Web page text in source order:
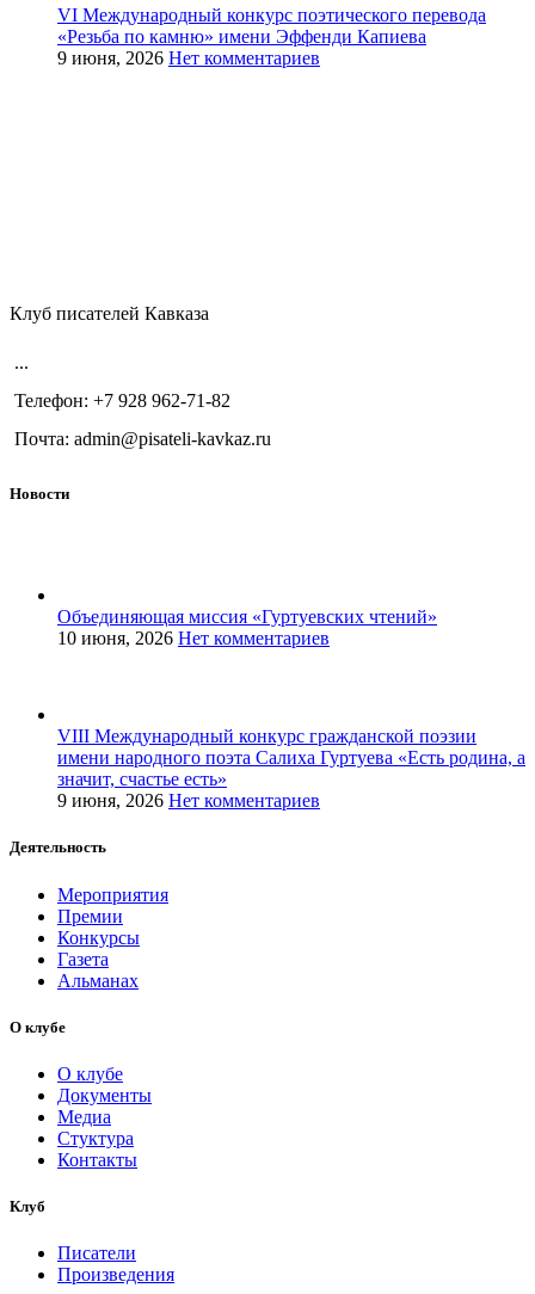
VI Международный конкурс поэтического перевода
«Резьба по камню» имени Эффенди Капиева
9 июня, 2026 Нет комментариев
Клуб писателей Кавказа
...
Телефон: +7 928 962-71-82
Почта: admin@pisateli-kavkaz.ru
Новости
Объединяющая миссия «Гуртуевских чтений»
10 июня, 2026 Нет комментариев
VIII Международный конкурс гражданской поэзии
имени народного поэта Салиха Гуртуева «Есть родина, а
значит, счастье есть»
9 июня, 2026 Нет комментариев
Деятельность
Мероприятия
Премии
Конкурсы
Газета
Альманах
О клубе
О клубе
Документы
Медиа
Стуктура
Контакты
Клуб
Писатели
Произведения